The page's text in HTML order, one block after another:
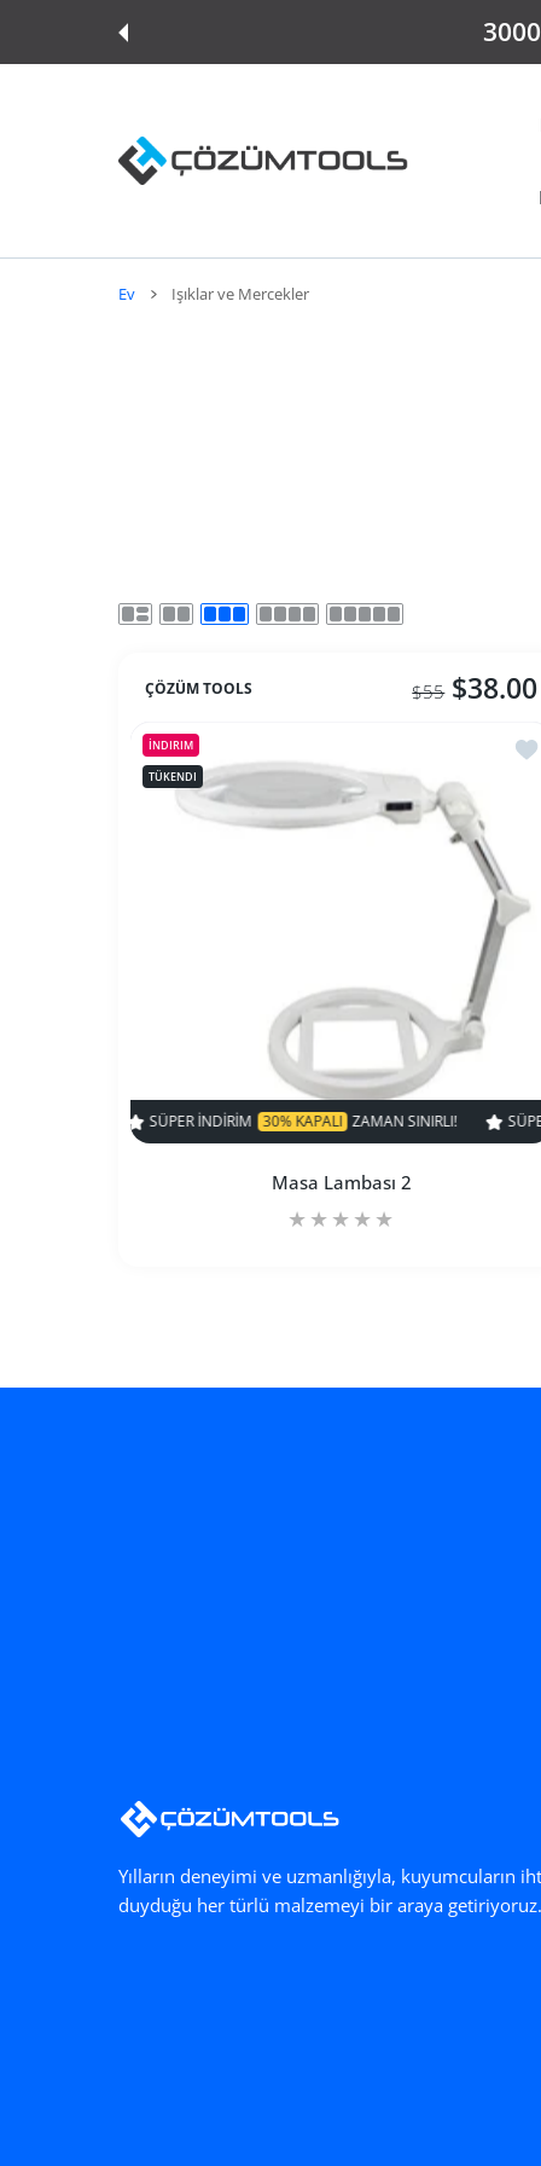
Ev Işıklar ve Mercekler
ÇÖZÜM TOOLS $38.00
$55
İNDIRIM
TÜKENDI
SÜPER INDIRIM 30% KAPALI ZAMAN SINIRLI! SÜPER
Masa Lambası 2
Yılların deneyimi ve uzmanlığıyla, kuyumcuların
duyduğu her türlü malzemeyi bir araya getiriyoruz.